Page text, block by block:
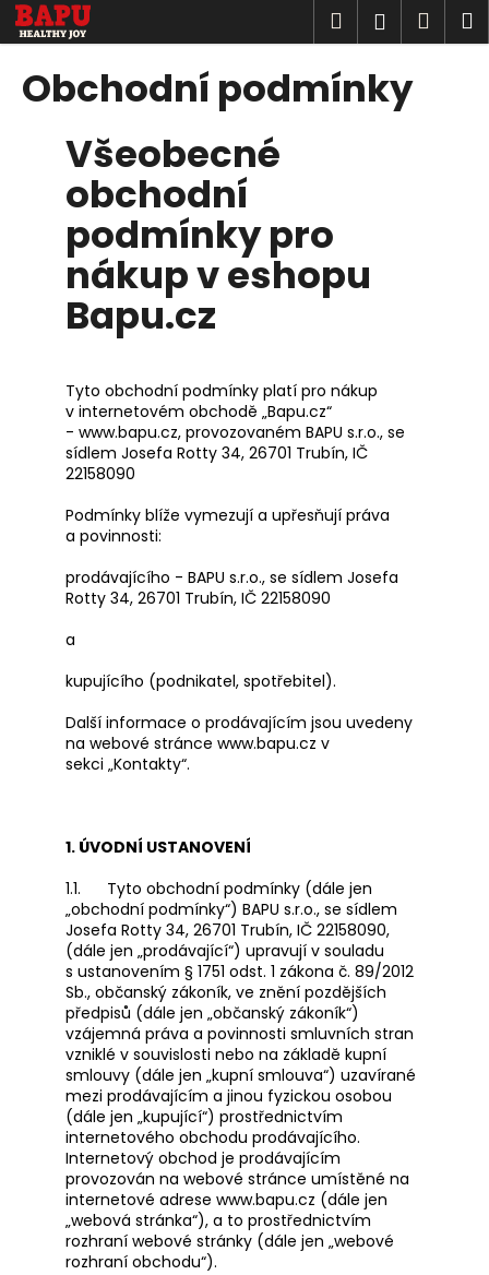
Přejít
na
obsah
Hledat
Obchodní podmínky
Všeobecné
obchodní
podmínky pro
nákup v eshopu
Bapu.cz
Tyto obchodní podmínky platí pro nákup
v internetovém obchodě „Bapu.cz“
- www.bapu.cz, provozovaném BAPU s.r.o., se
sídlem Josefa Rotty 34, 26701 Trubín, IČ
22158090
Podmínky blíže vymezují a upřesňují práva
a povinnosti:
prodávajícího - BAPU s.r.o., se sídlem Josefa
Rotty 34, 26701 Trubín, IČ 22158090
a
kupujícího (podnikatel, spotřebitel).
Další informace o prodávajícím jsou uvedeny
na webové stránce www.bapu.cz v
sekci „Kontakty“.
1. ÚVODNÍ USTANOVENÍ
1.1. Tyto obchodní podmínky (dále jen
„obchodní podmínky“) BAPU s.r.o., se sídlem
Josefa Rotty 34, 26701 Trubín, IČ 22158090,
(dále jen „prodávající“) upravují v souladu
s ustanovením § 1751 odst. 1 zákona č. 89/2012
Sb., občanský zákoník, ve znění pozdějších
předpisů (dále jen „občanský zákoník“)
vzájemná práva a povinnosti smluvních stran
vzniklé v souvislosti nebo na základě kupní
smlouvy (dále jen „kupní smlouva“) uzavírané
mezi prodávajícím a jinou fyzickou osobou
(dále jen „kupující“) prostřednictvím
internetového obchodu prodávajícího.
Internetový obchod je prodávajícím
provozován na webové stránce umístěné na
internetové adrese www.bapu.cz (dále jen
„webová stránka“), a to prostřednictvím
rozhraní webové stránky (dále jen „webové
rozhraní obchodu“).
K
o Zpět
Zpět
HLEDAT